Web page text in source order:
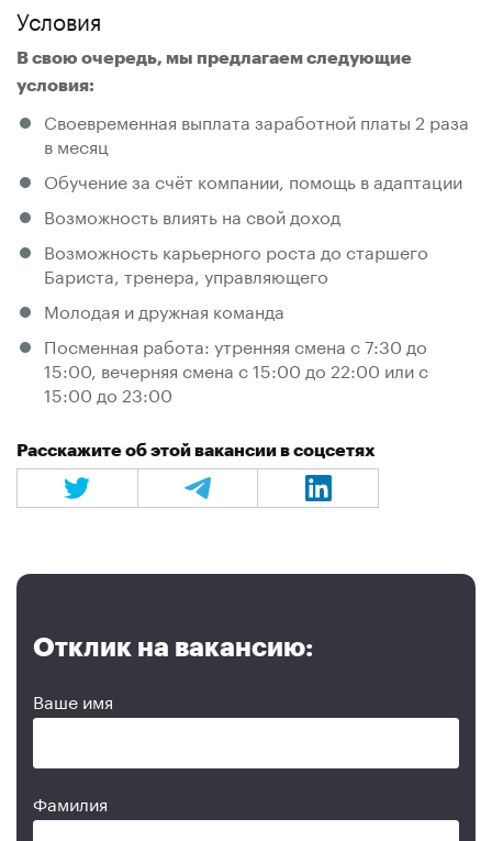
Условия
В свою очередь, мы предлагаем следующие
условия:
Своевременная выплата заработной платы 2 раза
в месяц
Обучение за счёт компании, помощь в адаптации
Возможность влиять на свой доход
Возможность карьерного роста до старшего
Бариста, тренера, управляющего
Молодая и дружная команда
Посменная работа: утренняя смена с 7:30 до
15:00, вечерняя смена с 15:00 до 22:00 или с
15:00 до 23:00
Расскажите об этой вакансии в соцсетях
Отклик на вакансию:
Ваше имя
Фамилия